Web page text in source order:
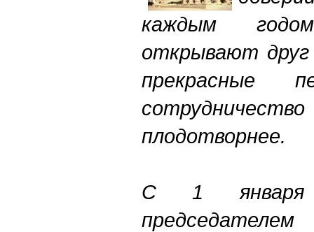
каждым
годом
открывают друг
прекрасные
сотрудничество
плодотворнее.
С 1 января
председателем